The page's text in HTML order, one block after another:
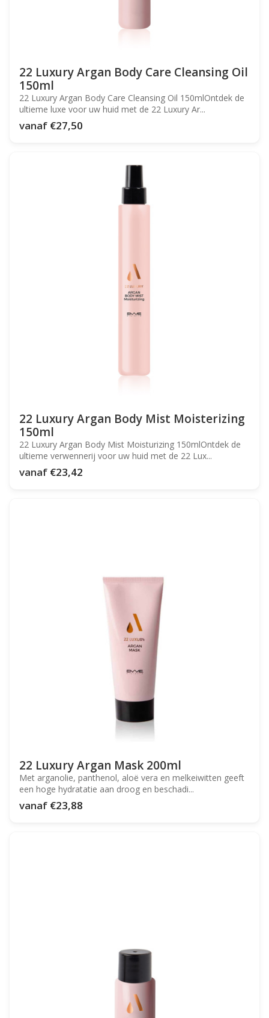
22 Luxury Argan Body Care Cleansing Oil
150ml
22 Luxury Argan Body Care Cleansing Oil 150mlOntdek de
ultieme luxe voor uw huid met de 22 Luxury Ar...
vanaf €27,50
22 Luxury Argan Body Mist Moisterizing
150ml
22 Luxury Argan Body Mist Moisturizing 150mlOntdek de
ultieme verwennerij voor uw huid met de 22 Lux...
vanaf €23,42
22 Luxury Argan Mask 200ml
Met arganolie, panthenol, aloë vera en melkeiwitten geeft
een hoge hydratatie aan droog en beschadi...
vanaf €23,88